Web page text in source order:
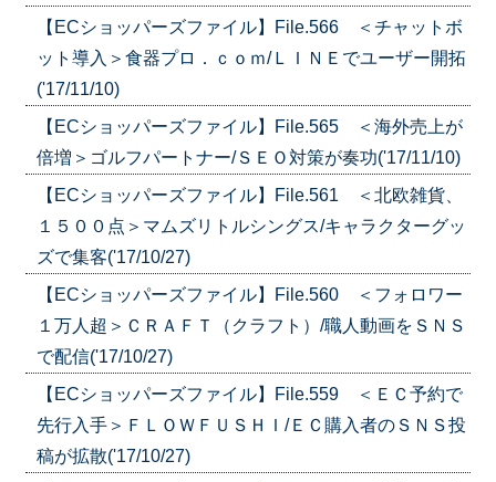
【ECショッパーズファイル】File.566 ＜チャットボ
ット導入＞食器プロ．ｃｏｍ/ＬＩＮＥでユーザー開拓
('17/11/10)
【ECショッパーズファイル】File.565 ＜海外売上が
倍増＞ゴルフパートナー/ＳＥＯ対策が奏功('17/11/10)
【ECショッパーズファイル】File.561 ＜北欧雑貨、
１５００点＞マムズリトルシングス/キャラクターグッ
ズで集客('17/10/27)
【ECショッパーズファイル】File.560 ＜フォロワー
１万人超＞ＣＲＡＦＴ（クラフト）/職人動画をＳＮＳ
で配信('17/10/27)
【ECショッパーズファイル】File.559 ＜ＥＣ予約で
先行入手＞ＦＬＯＷＦＵＳＨＩ/ＥＣ購入者のＳＮＳ投
稿が拡散('17/10/27)